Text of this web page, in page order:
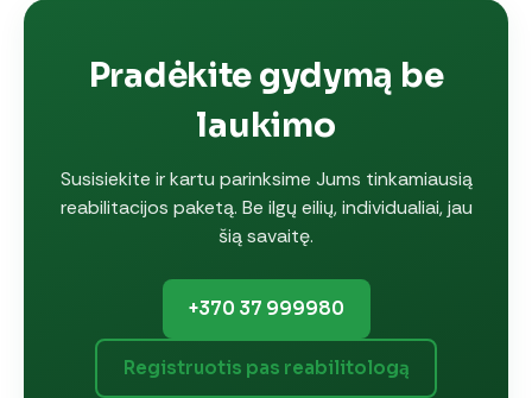
Pradėkite gydymą be
laukimo
Susisiekite ir kartu parinksime Jums tinkamiausią
reabilitacijos paketą. Be ilgų eilių, individualiai, jau
šią savaitę.
+370 37 999980
Registruotis pas reabilitologą